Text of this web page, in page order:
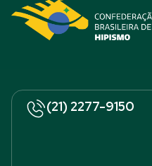
(21) 2277-9150